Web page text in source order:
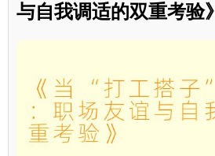
与自我调适的双重考验》